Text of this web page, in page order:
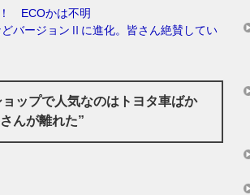
ECOかは不明
バージョンⅡに進化。皆さん絶賛してい
ップで人気なのはトヨタ車ばか
んが離れた”